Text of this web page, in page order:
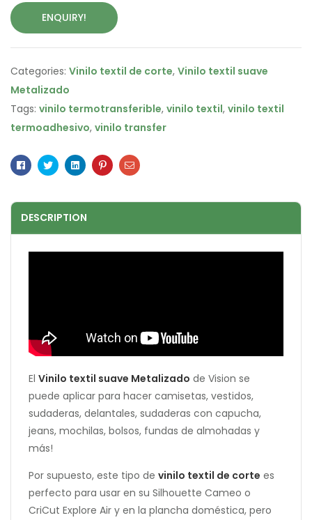
ENQUIRY!
Categories: Vinilo textil de corte, Vinilo textil suave
Metalizado
Tags: vinilo termotransferible, vinilo textil, vinilo textil
termoadhesivo, vinilo transfer
Facebook
TwitterLinkedinPinterestEmail
DESCRIPTION
El Vinilo textil suave Metalizado de Vision se
puede aplicar para hacer camisetas, vestidos,
sudaderas, delantales, sudaderas con capucha,
jeans, mochilas, bolsos, fundas de almohadas y
más!
Por supuesto, este tipo de vinilo textil de corte es
perfecto para usar en su Silhouette Cameo o
CriCut Explore Air y en la plancha doméstica, pero